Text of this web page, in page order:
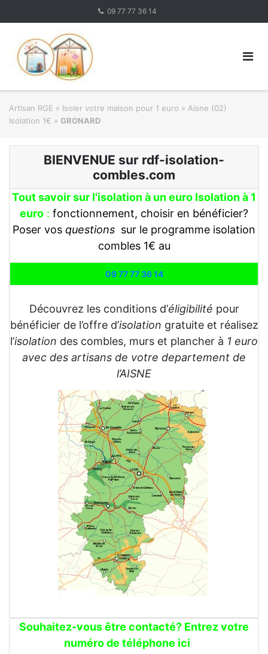
09 77 77 36 14
Artisan RGE » Isoler votre maison pour 1 euro » Aisne (02)
Isolation 1€ » GRONARD
BIENVENUE sur rdf-isolation-
combles.com
Tout savoir sur l'isolation à un euro Isolation à 1
euro : fonctionnement, choisir en bénéficier?
Poser vos questions sur le programme isolation
combles 1€ au
09 77 77 36 14
Découvrez les conditions d’éligibilité pour
bénéficier de l’offre d’isolation gratuite et réalisez
l’isolation des combles, murs et plancher à 1 euro
avec des artisans de votre departement de
l’AISNE
Souhaitez-vous être contacté? Entrez votre
numéro de téléphone ici